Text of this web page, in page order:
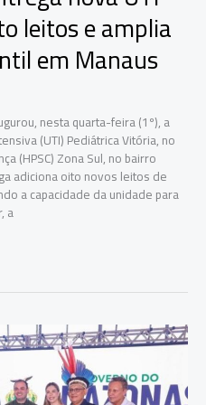
leitos e amplia
em Manaus
nesta quarta-feira (1º), a
(UTI) Pediátrica Vitória, no
(HPSC) Zona Sul, no bairro
adiciona oito novos leitos de
a capacidade da unidade para
a